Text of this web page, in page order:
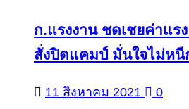
ก.แรงงาน ชดเชยค่าแร
สั่งปิดแคมป์ มั่นใจไม่หนี
11 สิงหาคม 2021 0